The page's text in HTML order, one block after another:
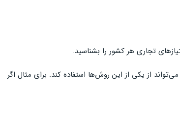
تجاری هر کشور را بشناسید.
از یکی از این روش‌ها استفاده کند. برای مثال اگر